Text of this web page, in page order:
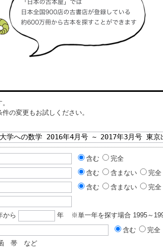
記載してい
返金には一
後
本的にお振
となります
送作業出来
い。 落
消させて頂
は対応して
商品説明や注意事項に記載してい
る内容に関する返品や返金には一
切お応え出来ません。 ■I■落札後
の取引について■I■ 基本的にお振
込を確認した翌日発送となります
い場合はご購入を取り消させて頂
について■I■ 同梱発送は対応して
の変更もお試しください。
含む
完全
含む 含まない
完全
含む 含まない
完全
から 年
※単一年を探す場合 1995～
含む
完全
函 帯 など